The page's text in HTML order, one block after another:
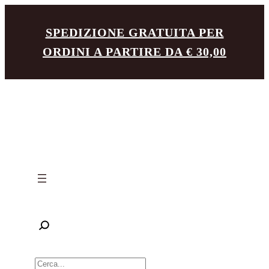
contenuto
SPEDIZIONE GRATUITA PER
ORDINI A PARTIRE DA € 30,00
R